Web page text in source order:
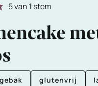
5van 1 stem
glutenvrij